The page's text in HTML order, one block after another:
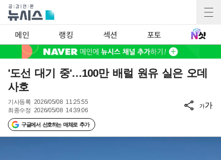
메인 랭킹 섹션 포토
'도선 대기 중'…100만 배럴 원유 실은 오데
사호
기사등록 2026/05/08 11:25:55
최종수정 2026/05/08 14:39:06
구글에서 선호하는 매체로 추가
가가